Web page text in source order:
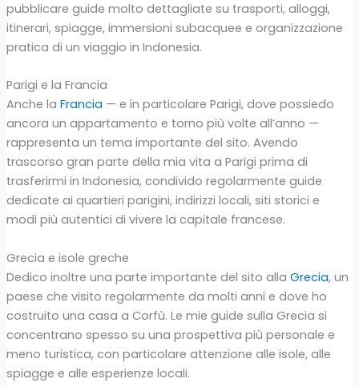
pubblicare guide molto dettagliate su trasporti, alloggi,
itinerari, spiagge, immersioni subacquee e organizzazione
pratica di un viaggio in Indonesia.
Parigi e la Francia
Anche la Francia — e in particolare Parigi, dove possiedo
ancora un appartamento e torno più volte all’anno —
rappresenta un tema importante del sito. Avendo
trascorso gran parte della mia vita a Parigi prima di
trasferirmi in Indonesia, condivido regolarmente guide
dedicate ai quartieri parigini, indirizzi locali, siti storici e
modi più autentici di vivere la capitale francese.
Grecia e isole greche
Dedico inoltre una parte importante del sito alla Grecia, un
paese che visito regolarmente da molti anni e dove ho
costruito una casa a Corfù. Le mie guide sulla Grecia si
concentrano spesso su una prospettiva più personale e
meno turistica, con particolare attenzione alle isole, alle
spiagge e alle esperienze locali.